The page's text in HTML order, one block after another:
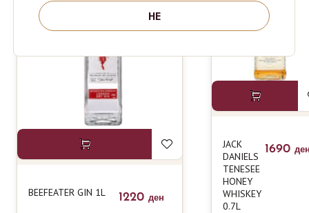
BEEFEATER GIN 1L 1220 ден
JACK
DANIELS
TENESEE
HONEY
WHISKEY
0.7L
1690
НЕ